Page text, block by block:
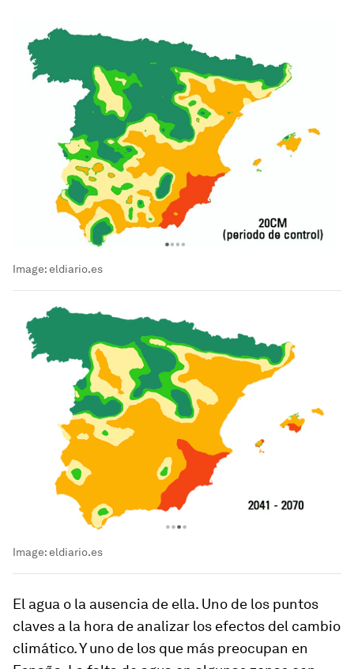
Image:eldiario.es
Image:eldiario.es
El agua o la ausencia de ella. Uno de los puntos
claves a la hora de analizar los efectos del cambio
climático. Y uno de los que más preocupan en